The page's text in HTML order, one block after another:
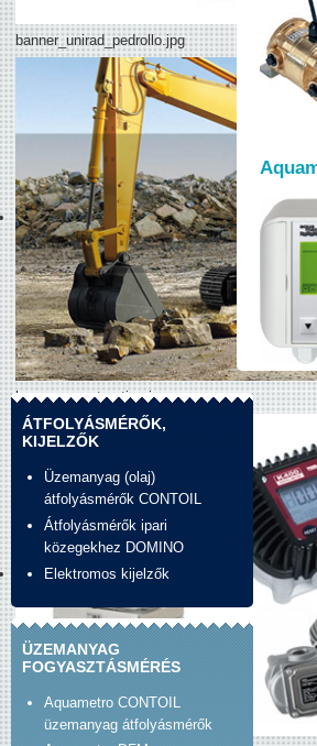
banner_unirad_pedrollo.jpg
banner_construction.jpg
ÁTFOLYÁSMÉRŐK,
KIJELZŐK
Üzemanyag (olaj)
átfolyásmérők CONTOIL
Átfolyásmérők ipari
közegekhez DOMINO
Elektromos kijelzők
ÜZEMANYAG
FOGYASZTÁSMÉRÉS
Aquametro CONTOIL
üzemanyag átfolyásmérők